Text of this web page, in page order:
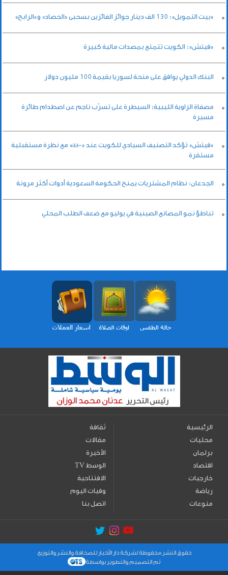
«بيت التمويل»: 130 الف دينار جوائز الفائزين بسحبى «الحصاد» و«الرابح»
«فيتش»: الكويت تتمتع بمصدات مالية كبيرة
البنك الدولي يوافق على منحة لسوريا بقيمة 100 مليون دولار
مصفاة الزاوية الليبية: السيطرة على تسرّب ناجم عن اصطدام طائرة
مسيرة
«فيتش» تؤكد التصنيف السيادي للكويت عند «-aa» مع نظرة مستقبلية
مستقرة
الجدعان: نظام المشتريات يمنح الحكومة السعودية أدوات أكثر مرونة
تباطؤ نمو المصانع الصينية في يوليو مع ضعف الطلب المحلي
الرئيسية
محليات
برلمان
اقتصاد
خارجيات
رياضة
منوعات
ثقافة
مقالات
الأخيرة
TV الوسط
الافتتاحية
وفيات اليوم
اتصل بنا
حقوق النشر محفوظة لشركة دار الأخبار للصحافة والنشر والتوزيع
تم التصميم والتطوير بواسطة